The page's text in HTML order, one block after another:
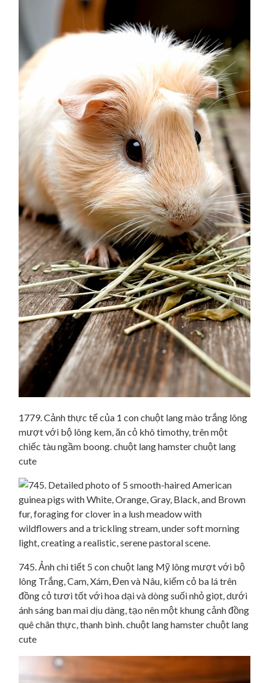
1779. Cảnh thực tế của 1 con chuột lang mào trắng lông
mượt với bộ lông kem, ăn cỏ khô timothy, trên một
chiếc tàu ngầm boong. chuột lang hamster chuột lang
cute
745. Ảnh chi tiết 5 con chuột lang Mỹ lông mượt với bộ
lông Trắng, Cam, Xám, Đen và Nâu, kiếm cỏ ba lá trên
đồng cỏ tươi tốt với hoa dại và dòng suối nhỏ giọt, dưới
ánh sáng ban mai dịu dàng, tạo nên một khung cảnh đồng
quê chân thực, thanh bình. chuột lang hamster chuột lang
cute